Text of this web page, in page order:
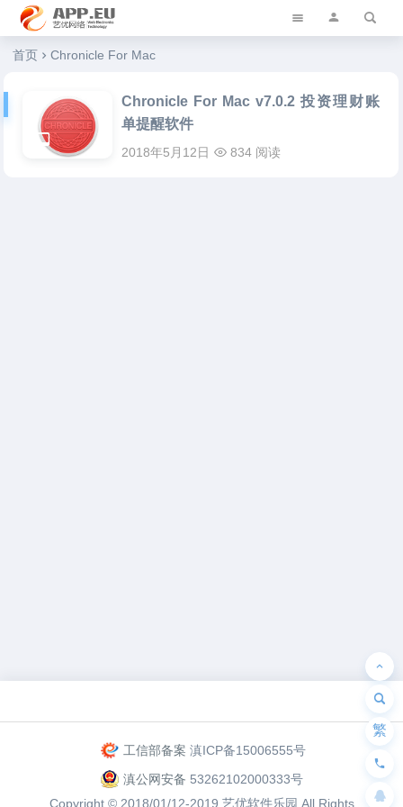
艺优软件乐园
首页 Chronicle For Mac
Chronicle For Mac v7.0.2 投资理财账
单提醒软件
2018年5月12日 834 阅读
工信部备案 滇ICP备15006555号
滇公网安备 53262102000333号
Copyright © 2018/01/12-2019 艺优软件乐园 All Rights
繁